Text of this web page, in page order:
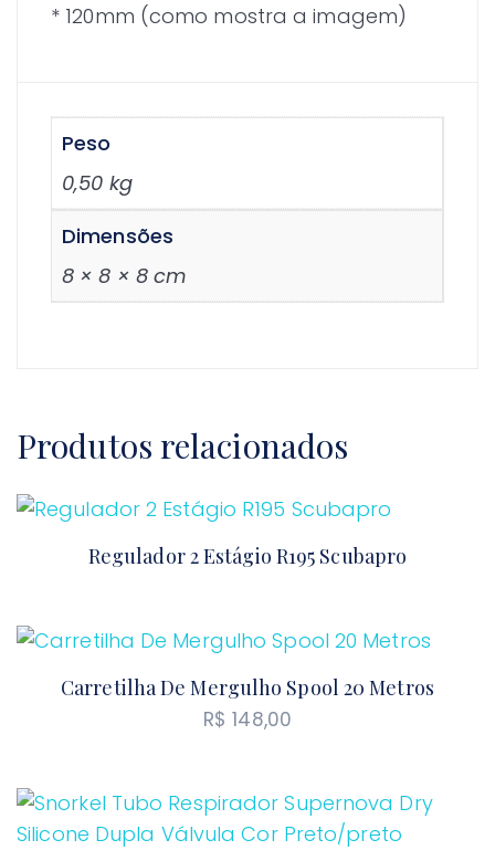
* 120mm (como mostra a imagem)
Peso
0,50 kg
Dimensões
8 × 8 × 8 cm
Produtos relacionados
Regulador 2 Estágio R195 Scubapro
Carretilha De Mergulho Spool 20 Metros
R$ 148,00